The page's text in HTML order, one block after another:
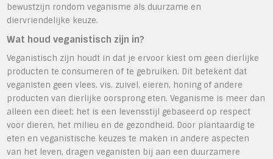
bewustzijn rondom veganisme als duurzame en
diervriendelijke keuze.
Wat houd veganistisch zijn in?
Veganistisch zijn houdt in dat je ervoor kiest om geen dierlijke
producten te consumeren of te gebruiken. Dit betekent dat
veganisten geen vlees, vis, zuivel, eieren, honing of andere
producten van dierlijke oorsprong eten. Veganisme is meer dan
alleen een dieet; het is een levensstijl gebaseerd op respect
voor dieren, het milieu en de gezondheid. Door plantaardig te
eten en veganistische keuzes te maken in andere aspecten
van het leven, dragen veganisten bij aan een duurzamere